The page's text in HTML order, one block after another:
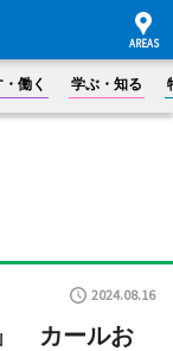
働く 学ぶ・知る
2024.08.16
カールお